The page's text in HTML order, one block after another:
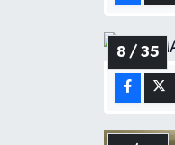
8 / 35